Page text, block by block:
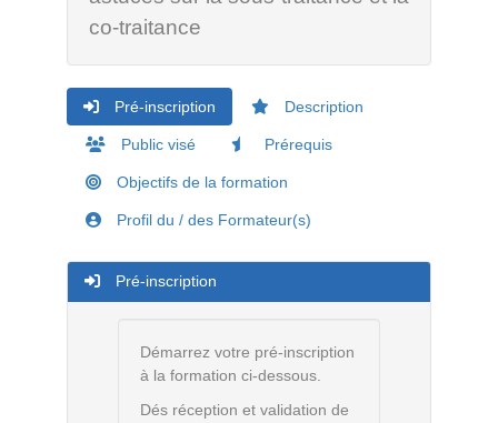
co-traitance
Pré-inscription Description
Public visé Prérequis
Objectifs de la formation
Profil du / des Formateur(s)
Pré-inscription
Démarrez votre pré-inscription
à la formation ci-dessous.
Dés réception et validation de